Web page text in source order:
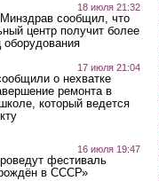
18 июля 21:32
сообщил, что
центр получит более
оборудования
17 июля 21:04
о нехватке
ремонта в
который ведется
16 июля 19:47
фестиваль
в СССР»